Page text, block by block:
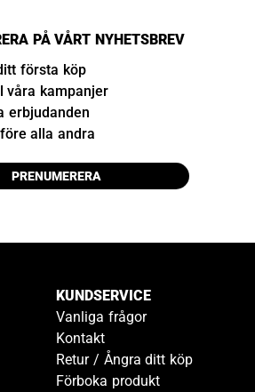
PÅ VÅRT NYHETSBREV
första köp
våra kampanjer
erbjudanden
alla andra
PRENUMERERA
KUNDSERVICE
Vanliga frågor
Kontakt
Retur / Ångra ditt köp
Förboka produkt